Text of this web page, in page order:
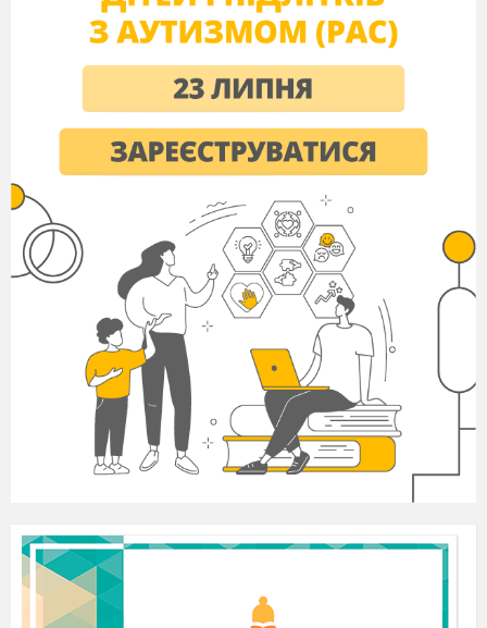
називаютьбічними ребрами призми .
На
мал. 1 паралелограмиAA
CіCC1 D1 D– бічні
призми;
AA1, BB1, CC1іDD1– бічні ребра
призми. Зрозуміло, щовсі бічні ребра
призми паралельні і рівні між собою.
Призму називаютьп-кутною
основою є
-кутник. (На мал. 1 зображено
чотирикутну призму).
ерпендикуляр, проведений з деякої
точки однієї основи
до площини
основи, називають висотою призми. (На мал.
1 відрізок C 1
– висота призми).
Відрізок, що сполучає дві вершини
призми, які не лежать в одній грані, називають
діагоналлю призми . (На мал. 1 відрізок C A–
Призму називають
бічні ребра перпендикулярні
іншому випадку призму називають